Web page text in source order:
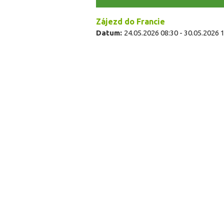
Zájezd do Francie
Datum: 24.05.2026 08:30 - 30.05.2026